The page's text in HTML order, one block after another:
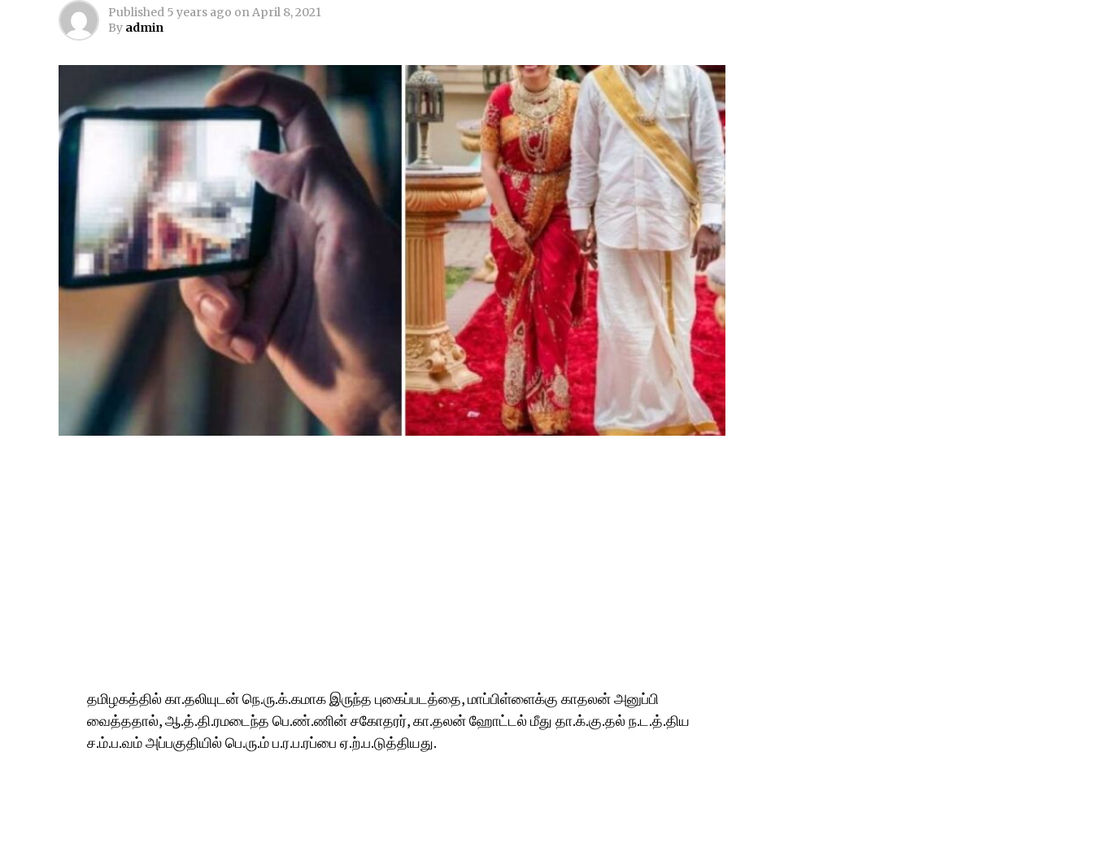
Published 5 years ago onApril 8, 2021
By admin
தமிழகத்தில் கா.தலியுடன் நெ.ரு.க்.கமாக இருந்த புகைப்படத்தை, மாப்பிள்ளைக்கு காதலன் அனுப்பி
வைத்ததால், ஆ.த்.தி.ரமடைந்த பெ.ண்.ணின் சகோதரர், கா.தலன் ஹோட்டல் மீது தா.க்.கு.தல் ந.ட.த்.திய
ச.ம்.ப.வம் அப்பகுதியில் பெ.ரு.ம் ப.ர.ப.ரப்பை ஏ.ற்.ப.டுத்தியது.